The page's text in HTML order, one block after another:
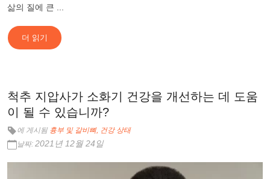
삶의 질에 큰 ...
더 읽기
척추 지압사가 소화기 건강을 개선하는 데 도움
이 될 수 있습니까?
에 게시됨 흉부 및 갈비뼈 건강 상태
날짜: 2021년 12월 24일